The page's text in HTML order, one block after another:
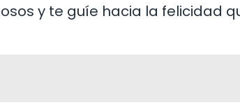
y te guíe hacia la felicidad